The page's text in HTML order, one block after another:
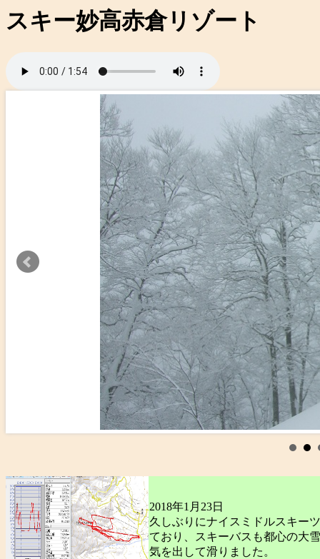
スキー妙高赤倉リゾート
2018年1月23日
久しぶりにナイスミドルスキー
ており、スキーバスも都心の大
気を出して滑りました。